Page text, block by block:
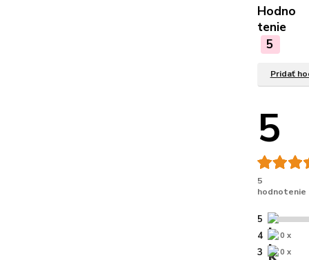
Hodno
tenie
5
Pridať
5
5
hodnotenie
5
4
0 x
3 0 x